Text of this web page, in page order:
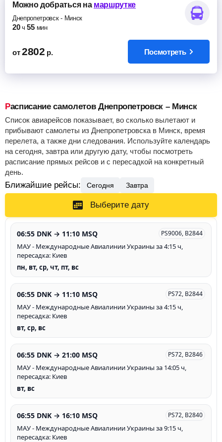
Можно добратьсяна маршрутке
Днепропетровск- Минск
20 ч 55 мин
от 2802 р. Посмотреть
Расписание самолетов Днепропетровск – Минск
Список авиарейсов показывает, во сколько вылетают и
прибывают самолеты из Днепропетровска в Минск, время
перелета, а также дни следования. Используйте календарь
на сегодня, завтра или другую дату, чтобы посмотреть
расписание прямых рейсов и с пересадкой на конкретный
день.
Ближайшие рейсы: Сегодня Завтра
Выберите дату
06:55 DNK → 11:10 MSQ PS9006, B2844
МАУ - Международные Авиалинии Украины за 4:15 ч,
пересадка: Киев
пн, вт, ср, чт, пт, вс
06:55 DNK → 11:10 MSQ PS72, B2844
МАУ - Международные Авиалинии Украины за 4:15 ч,
пересадка: Киев
вт, ср, вс
06:55 DNK → 21:00 MSQ PS72, B2846
МАУ - Международные Авиалинии Украины за 14:05 ч,
пересадка: Киев
вт, вс
06:55 DNK → 16:10 MSQ PS72, B2840
МАУ - Международные Авиалинии Украины за 9:15 ч,
пересадка: Киев